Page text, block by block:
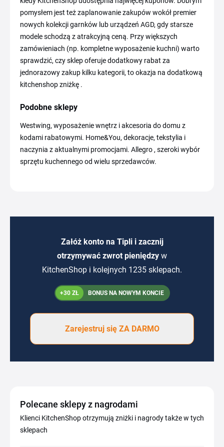
pomysłem jest też zaplanowanie zakupów wokół premier
nowych kolekcji garnków lub urządzeń AGD, gdy starsze
modele schodzą z atrakcyjną ceną. Przy większych
zamówieniach (np. kompletne wyposażenie kuchni) warto
sprawdzić, czy sklep oferuje dodatkowy rabat za
jednorazowy zakup kilku kategorii, to okazja na dodatkową
kitchenshop zniżkę .
Podobne sklepy
Westwing, wyposażenie wnętrz i akcesoria do domu z
kodami rabatowymi. Home&You, dekoracje, tekstylia i
naczynia z aktualnymi promocjami. Allegro , szeroki wybór
sprzętu kuchennego od wielu sprzedawców.
Załóż konto na Tipli i zacznij
otrzymywać zwrot pieniędzy w
KitchenShop i kolejnych 1235 sklepach.
+30 ZŁ BONUS NA NOWYM KONCIE
Zarejestruj się ZA DARMO
Polecane sklepy z nagrodami
Klienci KitchenShop otrzymują zniżki i nagrody także w tych
sklepach